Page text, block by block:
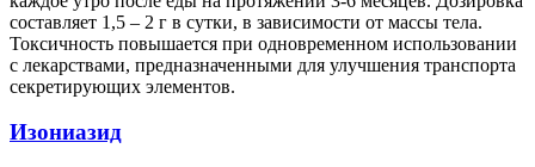
составляет 1,5 – 2 г в сутки, в зависимости от массы тела.
Токсичность повышается при одновременном использовании
с лекарствами, предназначенными для улучшения транспорта
секретирующих элементов.
Изониазид